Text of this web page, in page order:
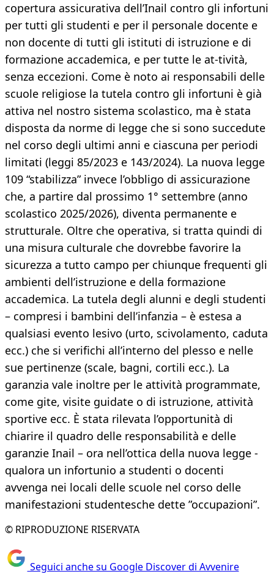
copertura assicurativa dell’Inail contro gli infortuni
per tutti gli studenti e per il personale docente e
non docente di tutti gli istituti di istruzione e di
formazione accademica, e per tutte le at-tività,
senza eccezioni. Come è noto ai responsabili delle
scuole religiose la tutela contro gli infortuni è già
attiva nel nostro sistema scolastico, ma è stata
disposta da norme di legge che si sono succedute
nel corso degli ultimi anni e ciascuna per periodi
limitati (leggi 85/2023 e 143/2024). La nuova legge
109 “stabilizza” invece l’obbligo di assicurazione
che, a partire dal prossimo 1° settembre (anno
scolastico 2025/2026), diventa permanente e
strutturale. Oltre che operativa, si tratta quindi di
una misura culturale che dovrebbe favorire la
sicurezza a tutto campo per chiunque frequenti gli
ambienti dell’istruzione e della formazione
accademica. La tutela degli alunni e degli studenti
– compresi i bambini dell’infanzia – è estesa a
qualsiasi evento lesivo (urto, scivolamento, caduta
ecc.) che si verifichi all’interno del plesso e nelle
sue pertinenze (scale, bagni, cortili ecc.). La
garanzia vale inoltre per le attività programmate,
come gite, visite guidate o di istruzione, attività
sportive ecc. È stata rilevata l’opportunità di
chiarire il quadro delle responsabilità e delle
garanzie Inail – ora nell’ottica della nuova legge -
qualora un infortunio a studenti o docenti
avvenga nei locali delle scuole nel corso delle
manifestazioni studentesche dette ”occupazioni”.
© RIPRODUZIONE RISERVATA
Seguici anche su Google Discover di Avvenire